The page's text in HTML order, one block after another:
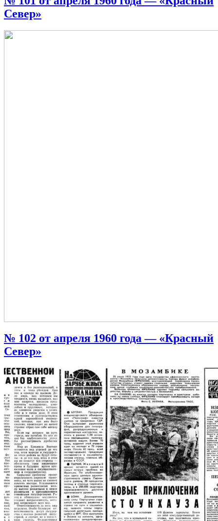
Север»
№ 102 от апреля 1960 года — «Красный
Север»